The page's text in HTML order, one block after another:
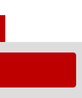
さん入って
ル：